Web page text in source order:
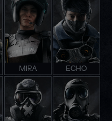
MIRA ECHO